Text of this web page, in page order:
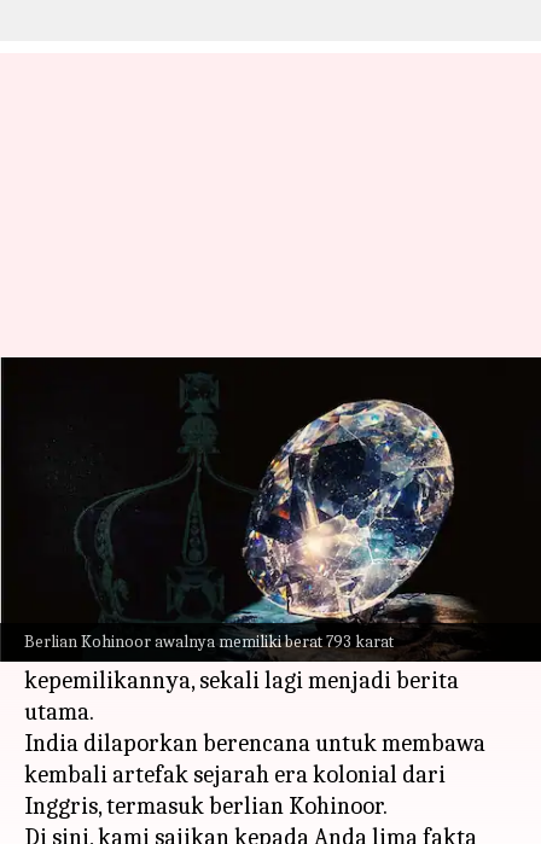
Berlian Kohinoor awalnya memiliki berat 793 karat
5 fakta menarik tentang
berlian Kohinoor
Taufiq Al Jufri May 16, 2023 12:16 pm
Apa ceritanya
Berlian Kohinoor merupakan berlian yang
terkenal sebagai salah satu berlian potongan
terbesar secara global dan perdebatan tentang
kepemilikannya, sekali lagi menjadi berita
utama.
India dilaporkan berencana untuk membawa
kembali artefak sejarah era kolonial dari
Inggris, termasuk berlian Kohinoor.
Di sini, kami sajikan kepada Anda lima fakta